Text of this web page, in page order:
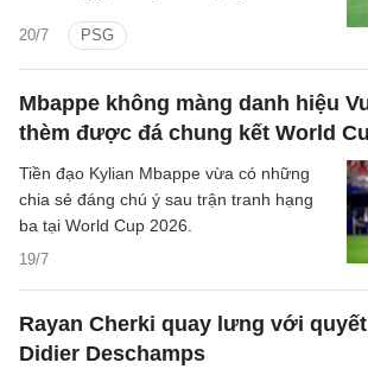
20/7 PSG
Mbappe không màng danh hiệu
thèm được đá chung kết World
19/7
Tiền đạo Kylian Mbappe vừa có những
chia sẻ đáng chú ý sau trận tranh hạng
ba tại World Cup 2026.
Rayan Cherki quay lưng với
Didier Deschamps